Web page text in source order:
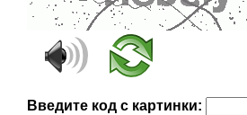
Введите код с картинки: